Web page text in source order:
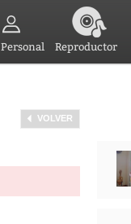
Reproductor
VOLVER